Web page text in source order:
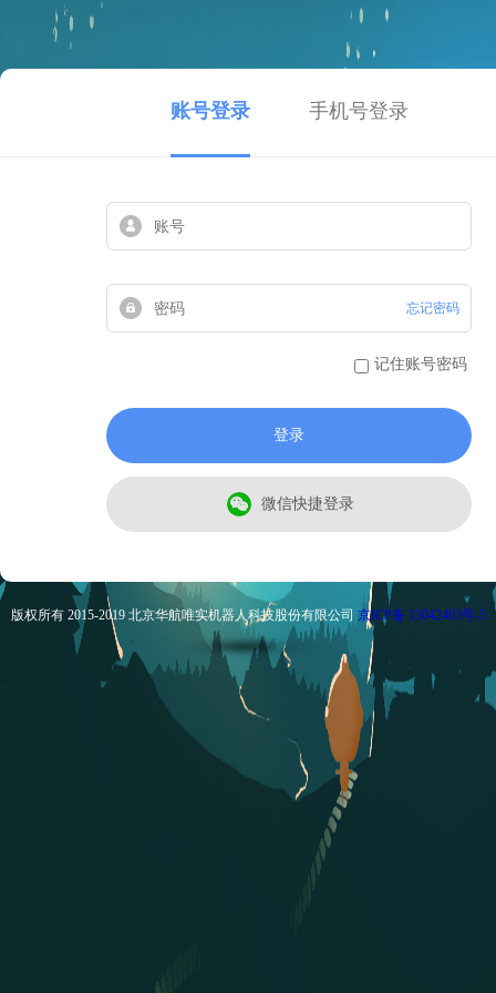
账号登录 手机号登录
忘记密码
记住账号密码
登录
微信快捷登录
版权所有 2015-2019 北京华航唯实机器人科技股份有限公司 京ICP备 13042403号-5